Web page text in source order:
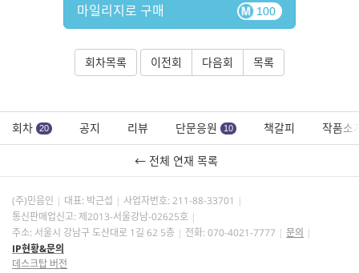
100
마일리지로 구매
회차목록 이전회 다음회 목록
회차 20 공지 리뷰 단문응원 10 책갈피 작품소
← 전체 연재 목록
(주)민음인 대표: 박근섭 사업자번호: 211-88-33701
통신판매업신고: 제2013-서울강남-02625호
주소: 서울시 강남구 도산대로 1길 62 5층
전화: 070-4021-7777
문의
IP현황&문의
데스크탑 버전